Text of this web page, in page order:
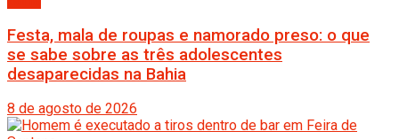
Festa, mala de roupas e namorado preso: o que
se sabe sobre as três adolescentes
desaparecidas na Bahia
8 de agosto de 2026